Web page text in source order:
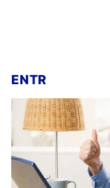
ENTR